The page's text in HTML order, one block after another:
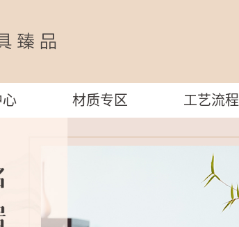
材质专区 工艺流程